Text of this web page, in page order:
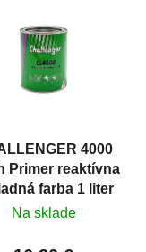
4000
Primer reaktívna
farba 1 liter
Na sklade